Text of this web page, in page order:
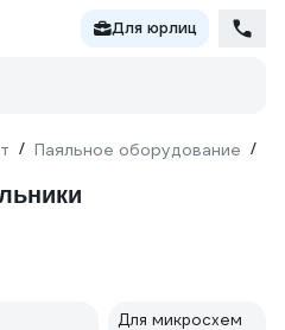
Для юрлиц
/ Паяльное оборудование /
Для микросхем